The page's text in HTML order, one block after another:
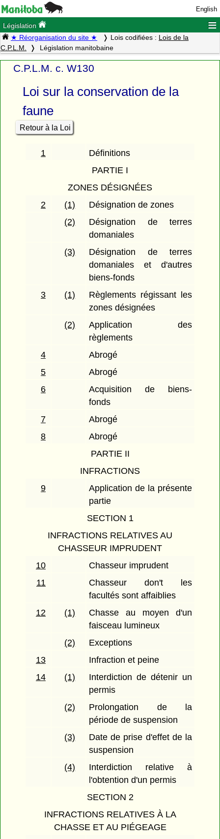
English
Législation ≡
★ Réorganisation du site ★ Lois codifiées : Lois de la
C.P.L.M.
Législation manitobaine
C.P.L.M. c. W130
Loi sur la conservation de la
faune
Retour à la Loi
1
Définitions
PARTIE I
ZONES DÉSIGNÉES
2
(1)
Désignation de zones
(2)
Désignation de terres
domaniales
(3)
Désignation de terres
domaniales et d'autres
biens-fonds
3
(1)
Règlements régissant les
zones désignées
(2)
Application des
règlements
4
Abrogé
5
Abrogé
6
Acquisition de biens-
fonds
7
Abrogé
8
Abrogé
PARTIE II
INFRACTIONS
9
Application de la présente
partie
SECTION 1
INFRACTIONS RELATIVES AU
CHASSEUR IMPRUDENT
10
Chasseur imprudent
11
Chasseur don't les
facultés sont affaiblies
12
(1)
Chasse au moyen d'un
faisceau lumineux
(2)
Exceptions
13
Infraction et peine
14
(1)
Interdiction de détenir un
permis
(2)
Prolongation de la
période de suspension
(3)
Date de prise d'effet de la
suspension
(4)
Interdiction relative à
l'obtention d'un permis
SECTION 2
INFRACTIONS RELATIVES À LA
CHASSE ET AU PIÉGEAGE